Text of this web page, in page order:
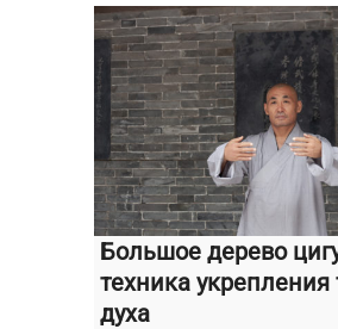
Большое дерево
техника укрепления
духа